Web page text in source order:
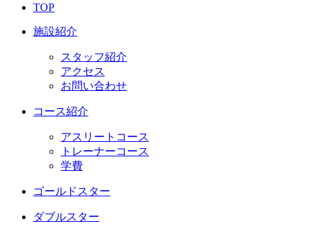
TOP
施設紹介
スタッフ紹介
アクセス
お問い合わせ
コース紹介
アスリートコース
トレーナーコース
学費
ゴールドスター
ダブルスター